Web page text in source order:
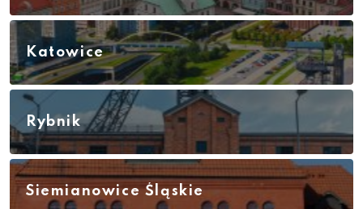
Katowice
Rybnik
Siemianowice Śląskie